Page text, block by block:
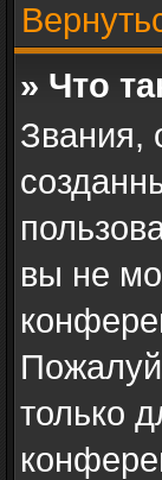
» Что
Звания,
вы не
только